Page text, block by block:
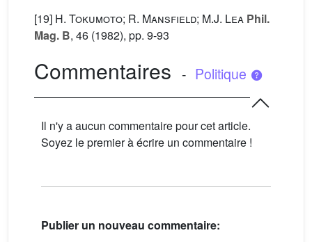
[19] H. Tokumoto; R. Mansfield; M.J. Lea Phil.
Mag. B, 46 (1982), pp. 9-93
Commentaires - Politique
Il n'y a aucun commentaire pour cet article.
Soyez le premier à écrire un commentaire !
Publier un nouveau commentaire: